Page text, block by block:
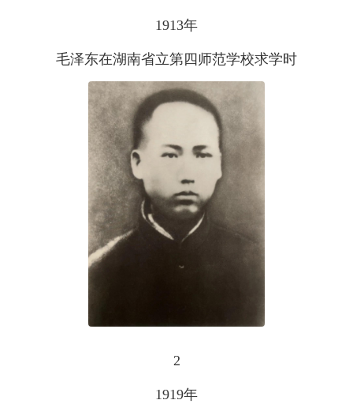
1913年
毛泽东在湖南省立第四师范学校求学时
2
1919年